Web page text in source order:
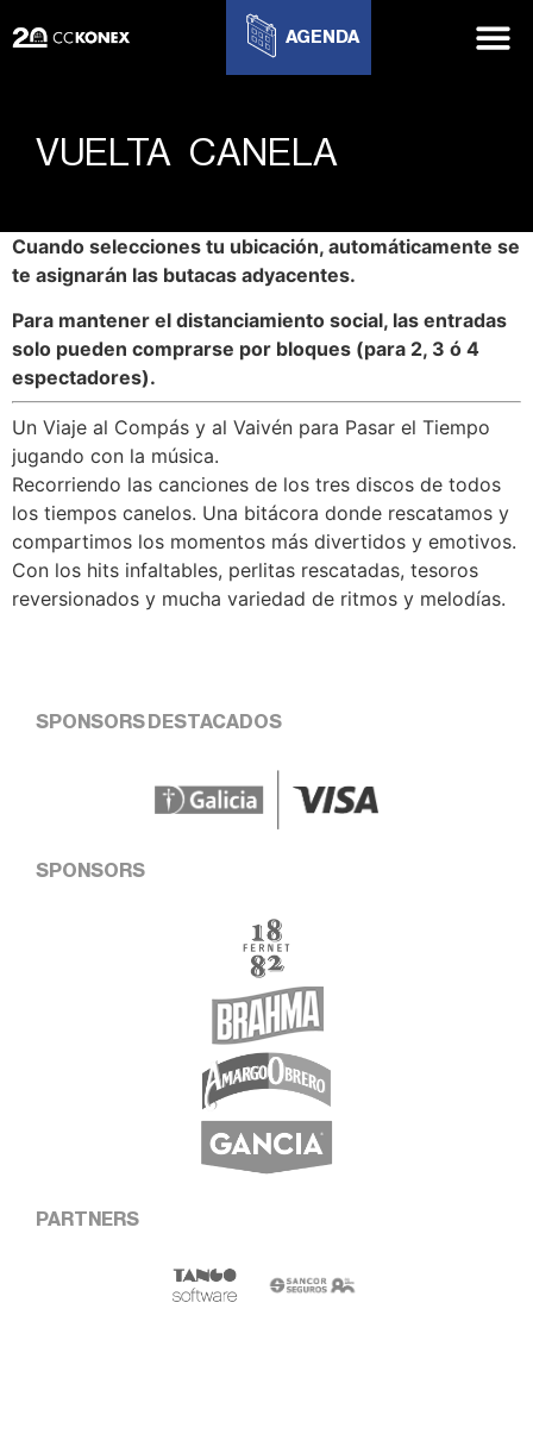
AGENDA
VUELTA CANELA
Cuando selecciones tu ubicación, automáticamente se
te asignarán las butacas adyacentes.
Para mantener el distanciamiento social, las entradas
solo pueden comprarse por bloques (para 2, 3 ó 4
espectadores).
Un Viaje al Compás y al Vaivén para Pasar el Tiempo
jugando con la música.
Recorriendo las canciones de los tres discos de todos
los tiempos canelos. Una bitácora donde rescatamos y
compartimos los momentos más divertidos y emotivos.
Con los hits infaltables, perlitas rescatadas, tesoros
reversionados y mucha variedad de ritmos y melodías.
SPONSORS DESTACADOS
SPONSORS
PARTNERS